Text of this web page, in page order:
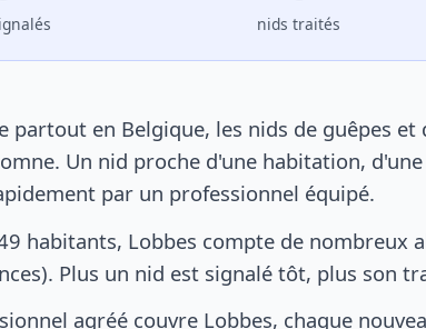
nids traités
partout en Belgique, les nids de guêpes
Un nid proche d'une habitation,
par un professionnel équipé.
habitants, Lobbes compte de nombreux
Plus un nid est signalé tôt, plus son
agréé couvre Lobbes, chaque